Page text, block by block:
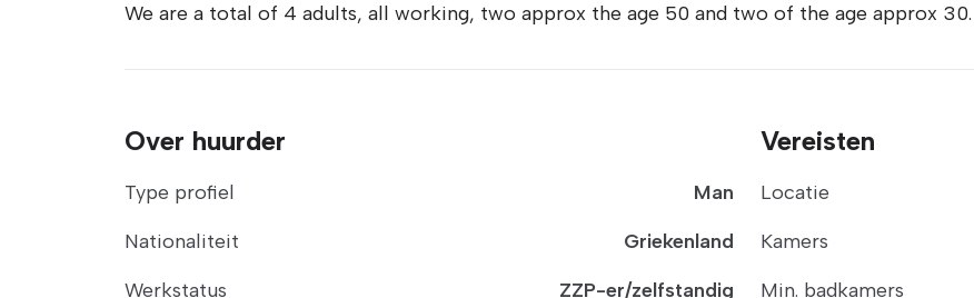
We are a total of 4 adults, all working, two approx the age 50 and two of the age approx 30.
Over huurder
Type profiel
Man
Nationaliteit
Griekenland
Werkstatus
ZZP-er/zelfstandig
Vereisten
Locatie
Kamers
Min. badkamers